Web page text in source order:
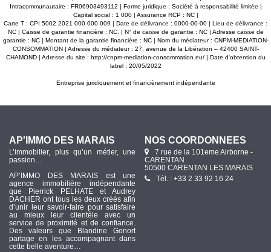
centre-ville. Les informations sur les risques auxquels ce
bien est exposé sont disponibles sur le site
www.georisques.gouv.fr.
Intracommunautaire : FR06903493112 | Forme juridique : Société à responsabilité limitée |
Capital social : 1 000 | Assurance RCP : NC |
Carte T : CPI 5002 2021 000 000 009 | Date de délivrance : 0000-00-00 | Lieu de délivrance :
NC | Caisse de garantie financière : NC. | N° de caisse de garantie : NC | Adresse caisse de
garantie : NC | Montant de la garantie financière : NC | Nom du médiateur : CNPM-MEDIATION-
CONSOMMATION | Adresse du médiateur : 27, avenue de la Libération – 42400 SAINT-
CHAMOND | Adresse du site : http://cnpm-mediation-consommation.eu/| Date d'obtention du
label : 20/05/2022
Entreprise juridiquement et financièrement indépendante
AP'IMMO DES MARAIS
L’immobilier, plus qu’un métier, une
passion…
AP’IMMO DES MARAIS est une
agence immobilière indépendante
que Pierrick PELHATE et Audrey
DACHER ont tous les deux créés afin
d’unir leur savoir-faire pour satisfaire
au mieux leur clientèle avec un
service de proximité et de confiance.
Des valeurs que Blandine Gonort
partage en les accompagnant dans
cette belle aventure…
NOS COORDONNÉES
7 rue de la 101eme Airborne -
CARENTAN
50500 CARENTAN LES MARAIS
Tél. : +33 2 33 92 16 24